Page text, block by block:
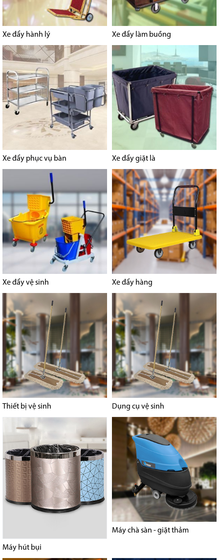
Xe đẩy hành lý Xe đẩy làm buồng
Xe đẩy phục vụ bàn Xe đẩy giặt là
Xe đẩy vệ sinh Xe đẩy hàng
Thiết bị vệ sinh Dụng cụ vệ sinh
Máy hút bụi
Máy chà sàn - giặt thảm